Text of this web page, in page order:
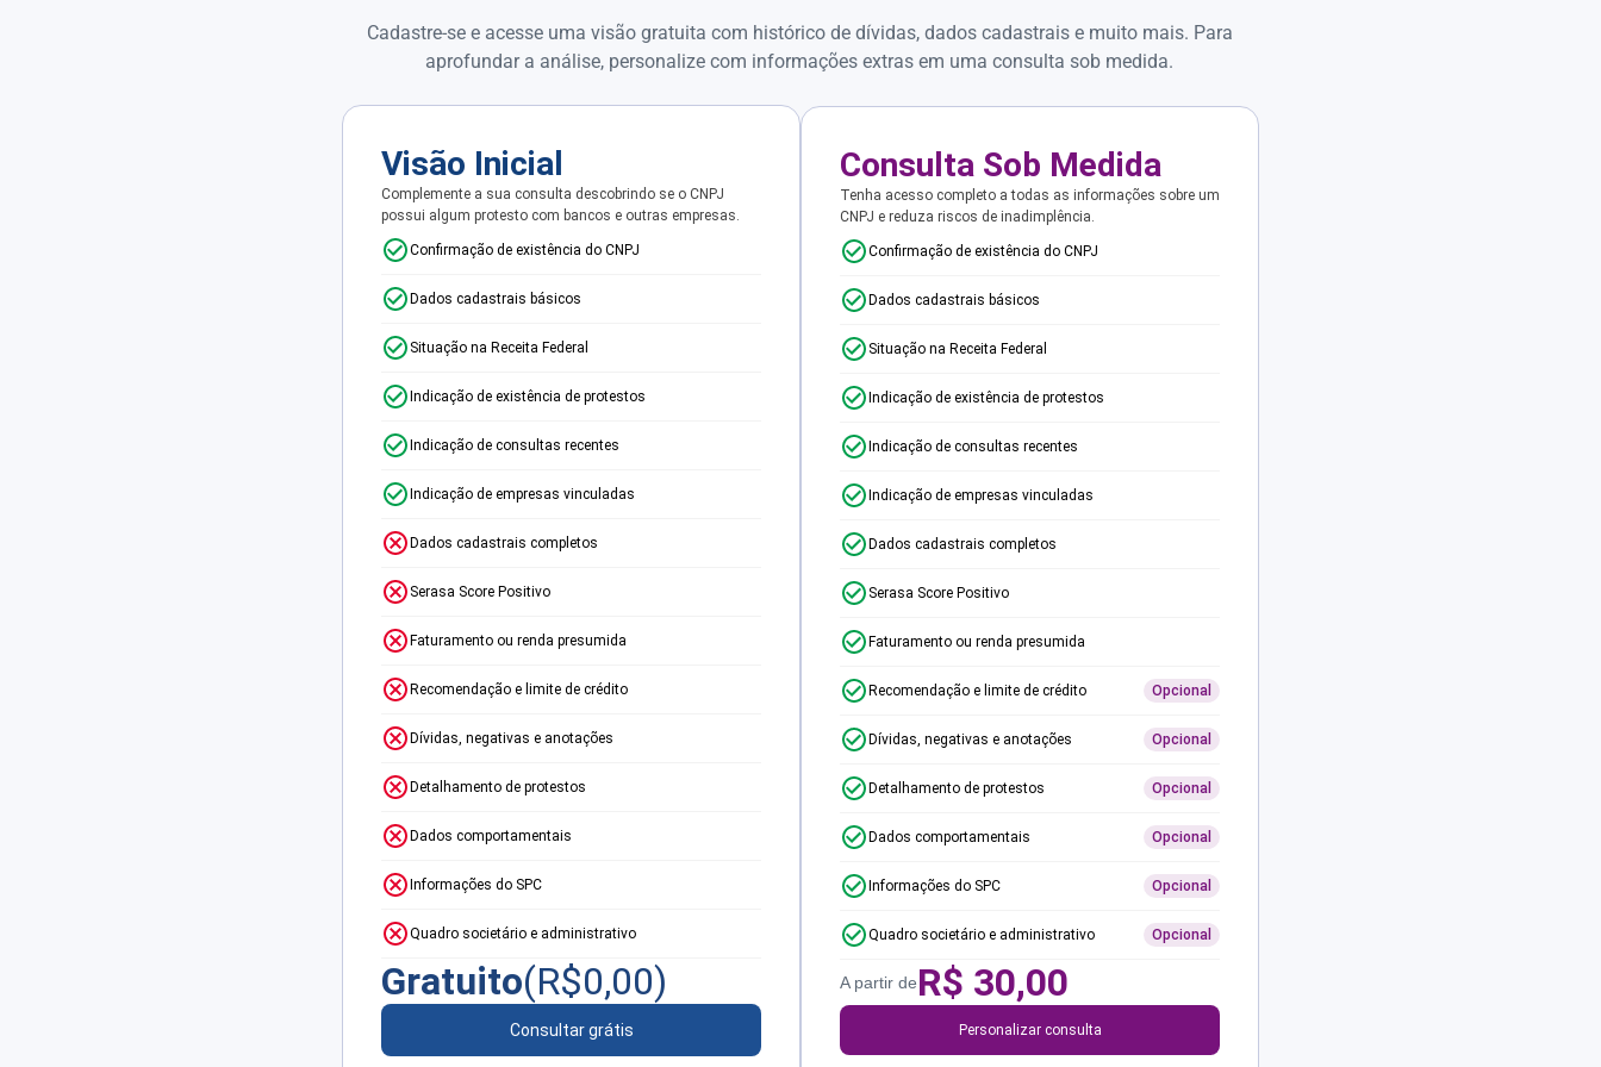
Cadastre-se e acesse uma visão gratuita com histórico de dívidas, dados cadastrais e muito mais. Para
aprofundar a análise, personalize com informações extras em uma consulta sob medida.
Visão Inicial
Complemente a sua consulta descobrindo se o CNPJ
possui algum protesto com bancos e outras empresas.
Confirmação de existência do CNPJ
Dados cadastrais básicos
Situação na Receita Federal
Indicação de existência de protestos
Indicação de consultas recentes
Indicação de empresas vinculadas
Dados cadastrais completos
Serasa Score Positivo
Faturamento ou renda presumida
Recomendação e limite de crédito
Dívidas, negativas e anotações
Detalhamento de protestos
Dados comportamentais
Informações do SPC
Quadro societário e administrativo
Gratuito(R$0,00)
Consultar grátis
Consulta Sob Medida
Tenha acesso completo a todas as informações sobre um
CNPJ e reduza riscos de inadimplência.
Confirmação de existência do CNPJ
Dados cadastrais básicos
Situação na Receita Federal
Indicação de existência de protestos
Indicação de consultas recentes
Indicação de empresas vinculadas
Dados cadastrais completos
Serasa Score Positivo
Faturamento ou renda presumida
Recomendação e limite de crédito Opcional
Dívidas, negativas e anotações Opcional
Detalhamento de protestos Opcional
Dados comportamentais Opcional
Informações do SPC Opcional
Quadro societário e administrativo Opcional
A partir deR$ 30,00
Personalizar consulta